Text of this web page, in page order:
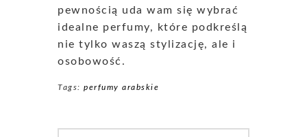
pewnością uda wam się wybrać
idealne perfumy, które podkreślą
nie tylko waszą stylizację, ale i
osobowość.
Tags: perfumy arabskie